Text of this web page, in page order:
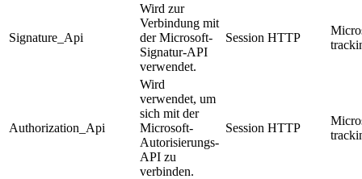
Signature_Api
Wird zur
Verbindung mit
der Microsoft-
Signatur-API
verwendet.
Session HTTP
Authorization_Api
Wird
verwendet, um
sich mit der
Microsoft-
Autorisierungs-
API zu
verbinden.
Session HTTP